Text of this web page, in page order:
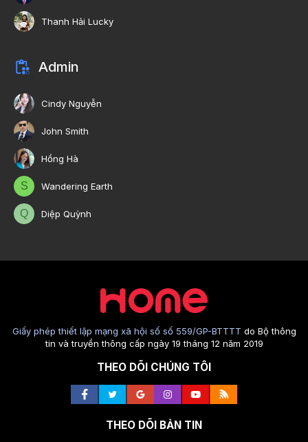
Thanh Hải Lucky
Admin
Cindy Nguyễn
John Smith
Hồng Hà
S Wandering Earth
Q Diệp Quỳnh
Giấy phép thiết lập mạng xã hội số số 559/GP-BTTTT do Bộ thông
tin và truyền thông cấp ngày 19 tháng 12 năm 2019
THEO DÕI CHÚNG TÔI
THEO DÕI BẢN TIN